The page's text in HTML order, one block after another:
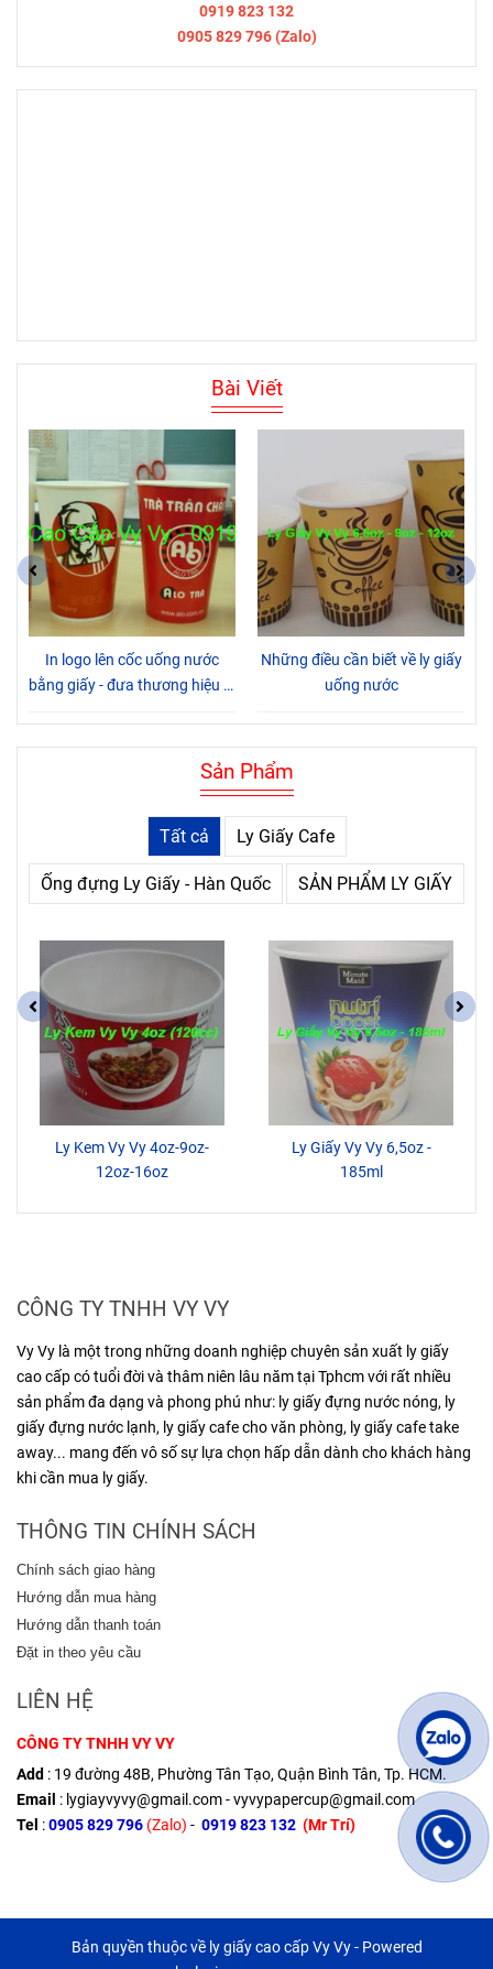
0919 823 132
0905 829 796 (Zalo)
Bài Viết
In logo lên cốc uống nước
bằng giấy - đưa thương hiệu đi
Những điều cần biết về ly giấy
uống nước
Sản Phẩm
Tất cả Ly Giấy Cafe
Ống đựng Ly Giấy - Hàn Quốc SẢN PHẨM LY GIẤY
Ly Kem Vy Vy 4oz-9oz-
12oz-16oz
Ly Giấy Vy Vy 6,5oz -
185ml
CÔNG TY TNHH VY VY
Vy Vy là một trong những doanh nghiệp chuyên sản xuất ly giấy
cao cấp có tuổi đời và thâm niên lâu năm tại Tphcm với rất nhiều
sản phẩm đa dạng và phong phú như: ly giấy đựng nước nóng, ly
giấy đựng nước lạnh, ly giấy cafe cho văn phòng, ly giấy cafe take
away... mang đến vô số sự lựa chọn hấp dẫn dành cho khách hàng
khi cần mua ly giấy.
THÔNG TIN CHÍNH SÁCH
Chính sách giao hàng
Hướng dẫn mua hàng
Hướng dẫn thanh toán
Đặt in theo yêu cầu
LIÊN HỆ
CÔNG TY TNHH VY VY
Add : 19 đường 48B, Phường Tân Tạo, Quận Bình Tân, Tp. HCM.
Email : lygiayvyvy@gmail.com - vyvypapercup@gmail.com
Tel :0905 829 796 (Zalo) - 0919 823 132 (Mr Trí)
Bản quyền thuộc về ly giấy cao cấp Vy Vy - Powered